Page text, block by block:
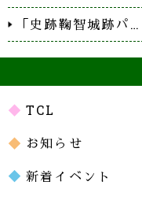
「史跡鞠智城跡パ…
TCL
お知らせ
新着イベント